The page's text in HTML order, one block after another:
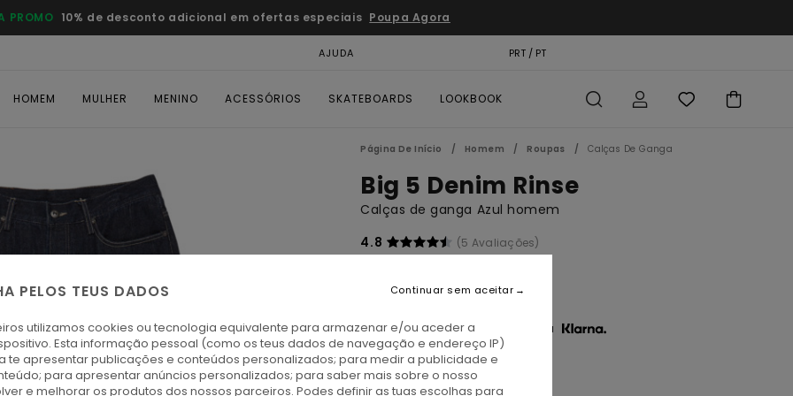
PROMO 10% de desconto adicional em ofertas especiais Poupa Agora
AJUDA PRT / PT
HOMEM MULHER MENINO ACESSÓRIOS SKATEBOARDS LOOKBOOK
Página De Início Homem Roupas Calças De Ganga
Big 5 Denim Rinse
Calças de ganga Azul homem
4.8
(5 Avaliações)
€ 48,60
Paga 3 x € 16,20 sem juros com a
OFERTAS
DUPLA PROMO 10% EXTRA
PELOS TEUS DADOS
utilizamos cookies ou tecnologia equivalente para armazenar e/ou aceder a
Esta informação pessoal (como os teus dados de navegação e endereço IP)
te apresentar publicações e conteúdos personalizados; para medir a publicidade e
para apresentar anúncios personalizados; para saber mais sobre o nosso
e melhorar os produtos dos nossos parceiros. Podes definir as tuas escolhas para
Continuar sem aceitar